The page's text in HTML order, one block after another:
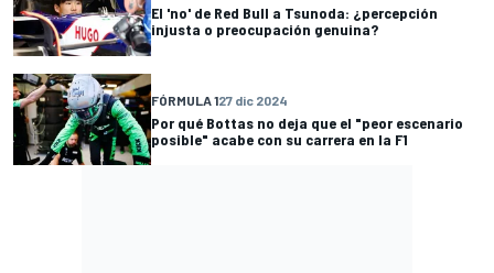
El 'no' de Red Bull a Tsunoda: ¿percepción
injusta o preocupación genuina?
FÓRMULA 127 dic 2024
Por qué Bottas no deja que el "peor escenario
posible" acabe con su carrera en la F1